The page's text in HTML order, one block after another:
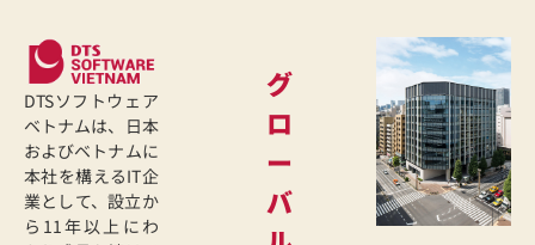
DTSソフトウェア
ベトナムは、日本
およびベトナムに
本社を構えるIT企
業として、設立か
ら11年以上にわ
グ
ロ
ー
バ